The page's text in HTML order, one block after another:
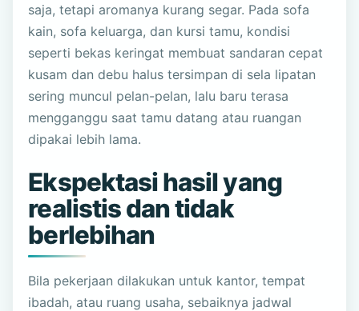
saja, tetapi aromanya kurang segar. Pada sofa
kain, sofa keluarga, dan kursi tamu, kondisi
seperti bekas keringat membuat sandaran cepat
kusam dan debu halus tersimpan di sela lipatan
sering muncul pelan-pelan, lalu baru terasa
mengganggu saat tamu datang atau ruangan
dipakai lebih lama.
Ekspektasi hasil yang
realistis dan tidak
berlebihan
Bila pekerjaan dilakukan untuk kantor, tempat
ibadah, atau ruang usaha, sebaiknya jadwal